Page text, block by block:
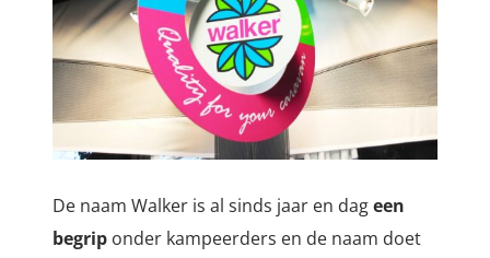
De naam Walker is al sinds jaar en dageen
begrip onder kampeerders en de naam doet